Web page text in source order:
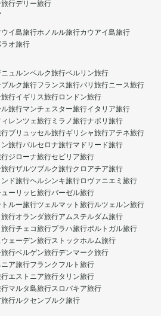
行デリー旅行
ウイ島旅行ホノルル旅行カウアイ島旅行
オ旅行
ニュルンベルク旅行ベルリン旅行
ルク旅行フランス旅行パリ旅行ニース旅行
旅行イギリス旅行ロンドン旅行
ル旅行マンチェスター旅行イタリア旅行
ィレンツェ旅行 ミラノ旅行ナポリ旅行
ブリュッセル旅行ギリシャ旅行アテネ旅行
旅行バルセロナ旅行マドリード旅行
ジローナ旅行セビリア旅行
行ザルツブルク旅行クロアチア旅行
ド旅行ヘルシンキ旅行ロヴァニエミ旅行
ーリッヒ旅行バーゼル旅行
トルー旅行ツェルマット旅行ルツェルン旅行
行オランダ旅行アムステルダム旅行
行チェコ旅行プラハ旅行ポルトガル旅行
ウェーデン旅行ストックホルム旅行
旅行ベルゲン旅行デンマーク旅行
ア旅行フランクフルト旅行
行エストニア旅行タリン旅行
行マルタ島旅行スロバキア旅行
行ルクセンブルク旅行